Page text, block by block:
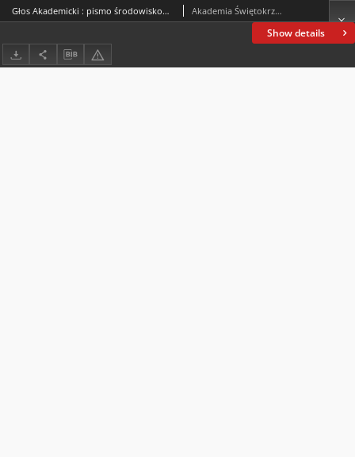
Show details
Głos Akademicki : pismo środowiskowe Akademii Świętokrzyskiej im. Jana Kochanowskiego w Kielcach. 2006, R. XIII, nr 2 (47) : kwiecień-maj 2006 Akademia Świętokrzyska im. Jana Kochanowskiego (Kielce)